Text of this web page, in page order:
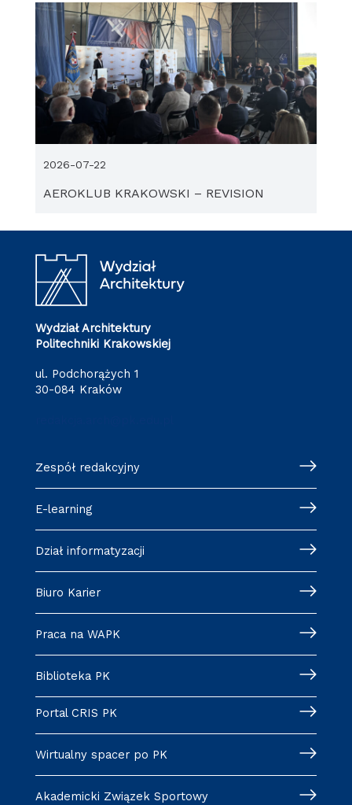
AEROKLUB KRAKOWSKI – REVISION
2026-07-22
Wydział Architektury
Politechniki Krakowskiej
ul. Podchorążych 1
30-084 Kraków
Zespół redakcyjny
E-learning
Dział informatyzacji
Biuro Karier
Praca na WAPK
Biblioteka PK
Portal CRIS PK
Wirtualny spacer po PK
Akademicki Związek Sportowy